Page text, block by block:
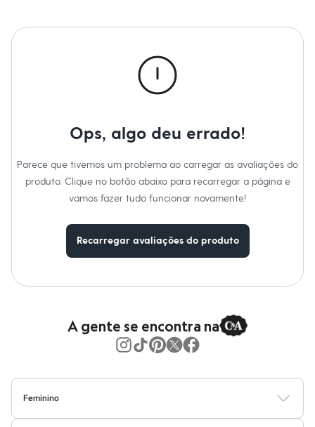
Saídas de praia
Personagens
Shorts e Saias
Em alta
Dia dos Pais
Camisetas e Regatas
Casacos e Jaquetas
Bolsas e Mochilas
Óculos
Relógios
Botas
Gênero: Feminino
Cuidados com a peca:
Azul Escuro.
Ops, algo deu errado!
Parece que tivemos um problema ao carregar as avaliações do
produto. Clique no botão abaixo para recarregar a página e
vamos fazer tudo funcionar novamente!
Recarregar avaliações do produto
A gente se encontra na
Feminino
BlusasCalçasVestidosSaiasCasacosModa PraiaModa Íntima